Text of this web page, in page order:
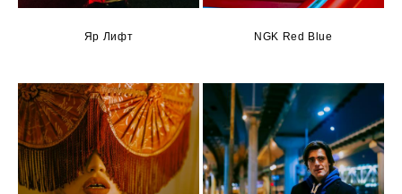
Яр Лифт NGK Red Blue